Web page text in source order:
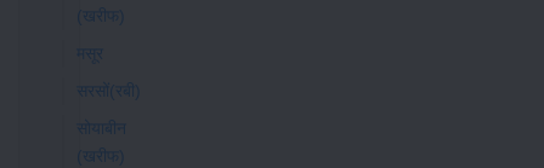
(खरीफ)
मसूर
सरसों(रबी)
सोयाबीन
(खरीफ)